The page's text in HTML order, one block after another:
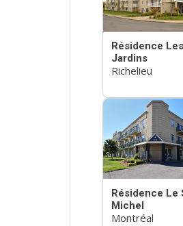
Résidence Les
Jardins
Richelieu
Résidence Le
Michel
Montréal